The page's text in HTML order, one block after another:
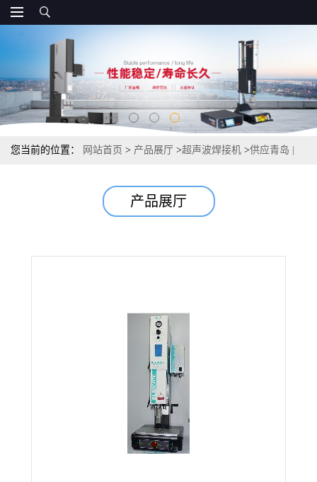
您当前的位置： 网站首页 > 产品展厅 >超声波焊接机 >供应青岛 |
产品展厅